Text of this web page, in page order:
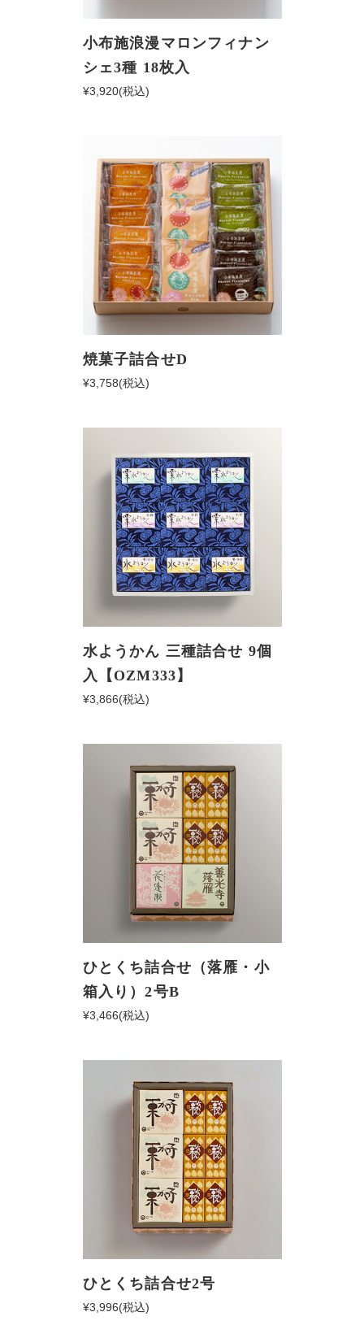
小布施浪漫マロンフィナン
シェ3種 18枚入
¥3,920(税込)
焼菓子詰合せD
¥3,758(税込)
水ようかん 三種詰合せ 9個
入【OZM333】
¥3,866(税込)
ひとくち詰合せ（落雁・小
箱入り）2号B
¥3,466(税込)
ひとくち詰合せ2号
¥3,996(税込)